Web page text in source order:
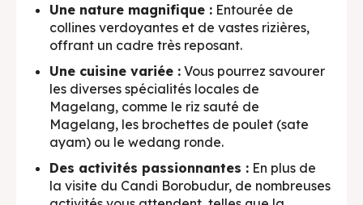
Une nature magnifique : Entourée de
collines verdoyantes et de vastes rizières,
offrant un cadre très reposant.
Une cuisine variée : Vous pourrez savourer
les diverses spécialités locales de
Magelang, comme le riz sauté de
Magelang, les brochettes de poulet (sate
ayam) ou le wedang ronde.
Des activités passionnantes : En plus de
la visite du Candi Borobudur, de nombreuses